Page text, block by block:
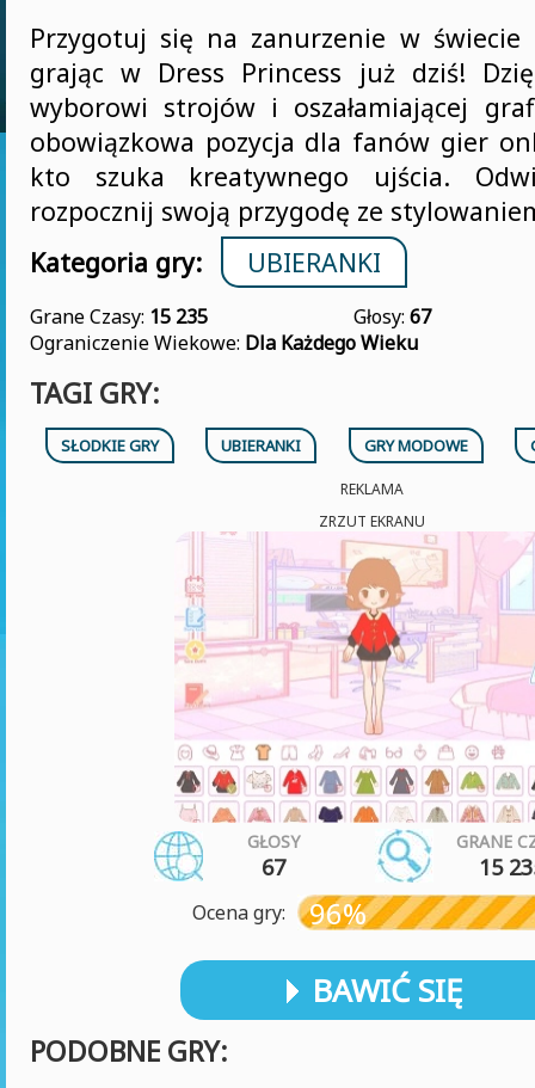
Przygotuj się na zanurzenie w
grając w Dress Princess już dziś!
wyborowi strojów i oszałamiającej
obowiązkowa pozycja dla fanów gier
kto szuka kreatywnego ujścia.
rozpocznij swoją przygodę ze
Kategoria gry:
UBIERANKI
Grane Czasy: 15 235 Głosy: 67
Ograniczenie Wiekowe: Dla Każdego Wieku
TAGI GRY:
SŁODKIE GRY UBIERANKI GRY MODOWE
REKLAMA
ZRZUT EKRANU
GŁOSY
67
GRANE
15
Ocena gry: 96%
BAWIĆ SIĘ
PODOBNE GRY: